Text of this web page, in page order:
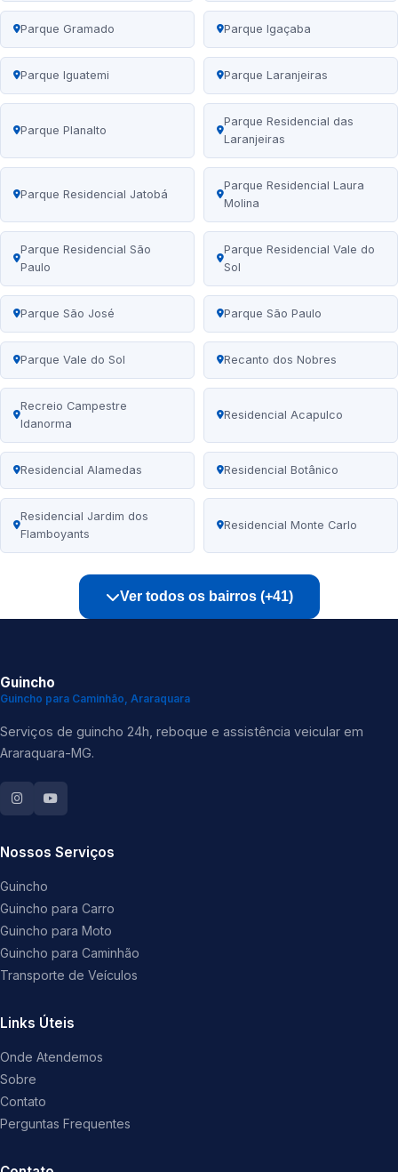
Parque Gramado Parque Igaçaba
Parque Iguatemi Parque Laranjeiras
Parque Planalto
Parque Residencial das
Laranjeiras
Parque Residencial Jatobá
Parque Residencial Laura
Molina
Parque Residencial São
Paulo
Parque Residencial Vale do
Sol
Parque São José Parque São Paulo
Parque Vale do Sol Recanto dos Nobres
Recreio Campestre
Idanorma
Residencial Acapulco
Residencial Alamedas Residencial Botânico
Residencial Jardim dos
Flamboyants
Residencial Monte Carlo
Ver todos os bairros (+41)
Guincho
Guincho para Caminhão, Araraquara
Serviços de guincho 24h, reboque e assistência veicular em
Araraquara-MG.
Nossos Serviços
Guincho
Guincho para Carro
Guincho para Moto
Guincho para Caminhão
Transporte de Veículos
Links Úteis
Onde Atendemos
Sobre
Contato
Perguntas Frequentes